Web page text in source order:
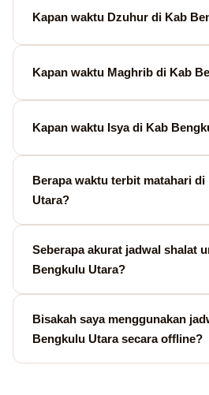
Kapan waktu Dzuhur di Kab
Kapan waktu Maghrib di Kab
Kapan waktu Isya di Kab
Berapa waktu terbit matahari
Utara?
Seberapa akurat jadwal shalat
Bengkulu Utara?
Bisakah saya menggunakan
Bengkulu Utara secara offline?